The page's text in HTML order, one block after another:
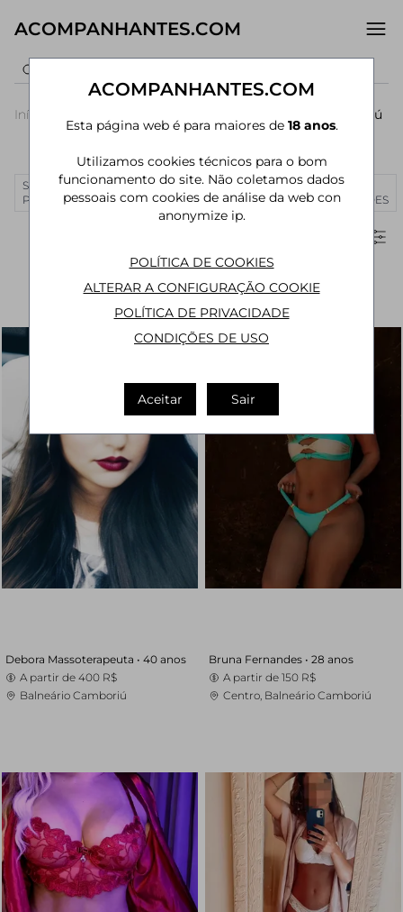
ACOMPANHANTES.COM
Início Acompanhantes Balneário Camboriú
SÃO
PAULO
RIO DE
JANEIRO
CURITIBA MANAUS
JOÃO
PESSOA
MAIS
CIDADES
Debora Massoterapeuta • 40 anos
A partir de 400 R$
Balneário Camboriú
Bruna Fernandes • 28 anos
A partir de 150 R$
Centro, Balneário Camboriú
ACOMPANHANTES.COM
Esta página web é para maiores de 18 anos.
Utilizamos cookies técnicos para o bom
funcionamento do site. Não coletamos dados
pessoais com cookies de análise da web con
anonymize ip.
POLÍTICA DE COOKIES
ALTERAR A CONFIGURAÇÃO COOKIE
POLÍTICA DE PRIVACIDADE
CONDIÇÕES DE USO
Aceitar Sair